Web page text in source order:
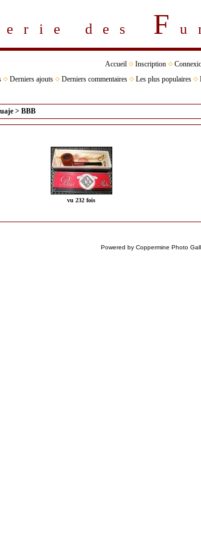
des F
Accueil Inscription
Derniers ajouts Derniers commentaires Les plus populaires
> BBB
vu 232 fois
Powered by Coppermine Photo